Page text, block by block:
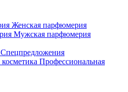
Женская парфюмерия
Мужская парфюмерия
Спецпредложения
Профессиональная